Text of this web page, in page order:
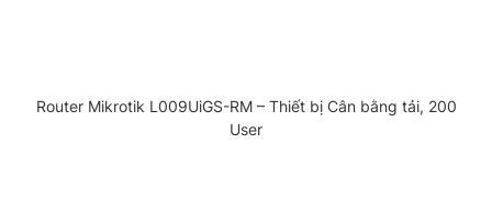
Router Mikrotik L009UiGS-RM – Thiết bị Cân bằng tải, 200
User